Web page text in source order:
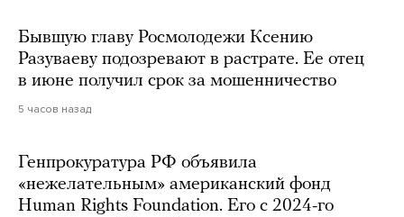
Бывшую главу Росмолодежи Ксению
Разуваеву подозревают в растрате. Ее отец
в июне получил срок за мошенничество
5 часов назад
Генпрокуратура РФ объявила
«нежелательным» американский фонд
Human Rights Foundation. Его с 2024-го